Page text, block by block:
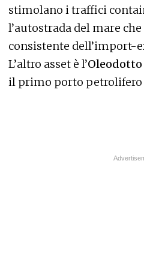
stimolano i traffici
l’autostrada del mare
consistente dell’import-
L’altro asset è l’
il primo porto petrolifero